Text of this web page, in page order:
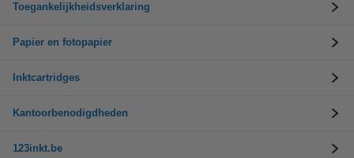
Toegankelijkheidsverklaring
Papier en fotopapier
Inktcartridges
Kantoorbenodigdheden
123inkt.be